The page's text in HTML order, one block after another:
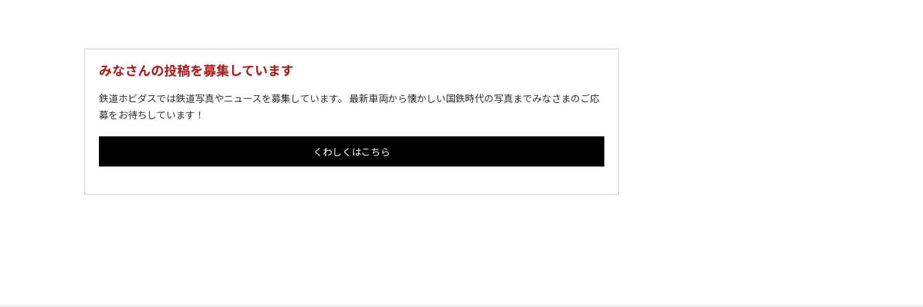
みなさんの投稿を募集しています
鉄道ホビダスでは鉄道写真やニュースを募集しています。 最新車両から懐かしい国鉄時代の写真までみなさまのご応
募をお待ちしています！
くわしくはこちら